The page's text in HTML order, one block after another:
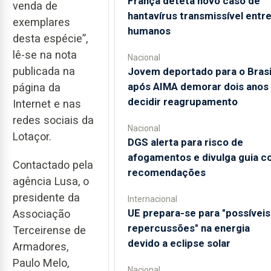
venda de
exemplares
desta espécie”,
lê-se na nota
publicada na
página da
Internet e nas
redes sociais da
Lotaçor.
Contactado pela
agência Lusa, o
presidente da
Associação
Terceirense de
Armadores,
Paulo Melo,
hantavírus transmissível entre
humanos
Nacional
Jovem deportado para o
após AIMA demorar dois anos
decidir reagrupamento
Nacional
DGS alerta para risco de
afogamentos e divulga guia
recomendações
Internacional
UE prepara-se para "possíveis
repercussões" na energia
devido a eclipse solar